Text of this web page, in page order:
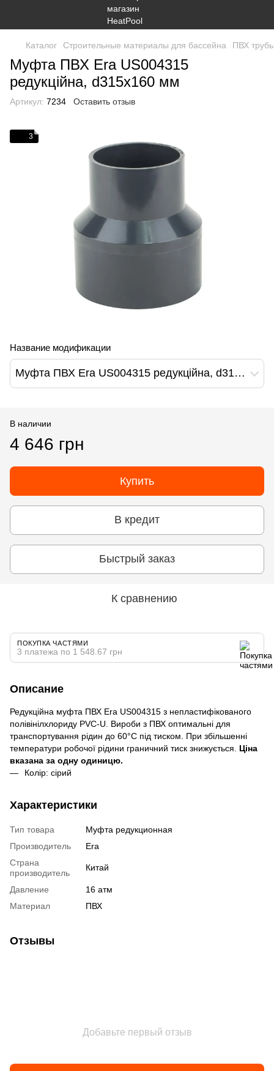
Каталог Строительные материалы для бассейна ПВХ
Муфта ПВХ Era US004315
редукційна, d315х160 мм
Артикул: 7234 Оставить отзыв
3
Название модификации
Муфта ПВХ Era US004315 редукційна, d315х160 мм
В наличии
4 646 грн
Купить
В кредит
Быстрый заказ
К сравнению
ПОКУПКА ЧАСТЯМИ
3 платежа по 1 548.67 грн
Описание
Редукційна муфта ПВХ Era US004315 з непластифікованого
полівінілхлориду PVC-U. Вироби з ПВХ оптимальні для
транспортування рідин до 60°C під тиском. При збільшенні
температури робочої рідини граничний тиск знижується. Ціна
вказана за одну одиницю.
Колір: сірий
Характеристики
Тип товара
Муфта редукционная
Производитель
Era
Страна
производитель
Китай
Давление
16 атм
Материал
ПВХ
Отзывы
Добавьте первый отзыв